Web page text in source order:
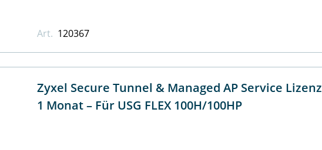
Art. 120367
Zyxel Secure Tunnel & Managed AP Service Lizenz
1 Monat – Für USG FLEX 100H/100HP